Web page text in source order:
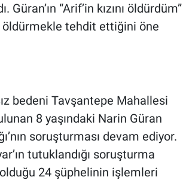
“Arif’in kızını öldürdüm”
tehdit ettiğini öne
bedeni Tavşantepe Mahallesi
8 yaşındaki Narin Güran
soruşturması devam ediyor.
tutuklandığı soruşturma
olduğu 24 şüphelinin işlemleri